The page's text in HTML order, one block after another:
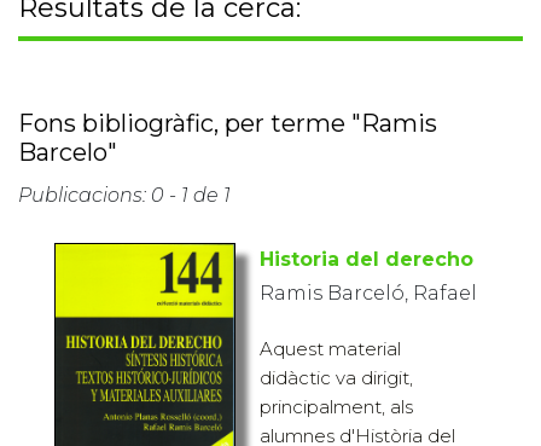
Resultats de la cerca:
Fons bibliogràfic, per terme "Ramis
Barcelo"
Publicacions: 0 - 1 de 1
Historia del derecho
Ramis Barceló, Rafael
Aquest material
didàctic va dirigit,
principalment, als
alumnes d'Història del